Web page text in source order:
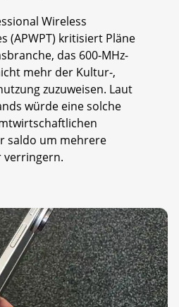
Wireless
(APWPT) kritisiert Pläne
das 600-MHz-
mehr der Kultur-,
zuzuweisen. Laut
würde eine solche
saldo um mehrere
verringern.